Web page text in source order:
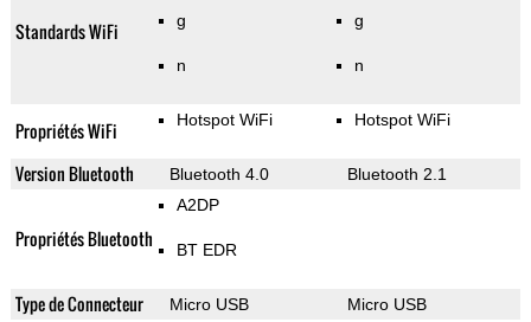
Standards WiFi g
n
g
n
Propriétés WiFi Hotspot WiFi Hotspot WiFi
Version Bluetooth Bluetooth 4.0 Bluetooth 2.1
Propriétés Bluetooth
A2DP
BT EDR
Type de Connecteur Micro USB Micro USB